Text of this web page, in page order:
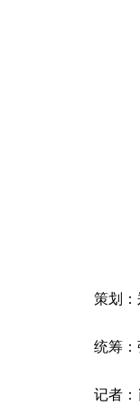
策划
统筹
记者：